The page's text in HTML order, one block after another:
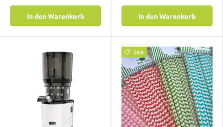
In den Warenkorb In den Warenkorb
Sale